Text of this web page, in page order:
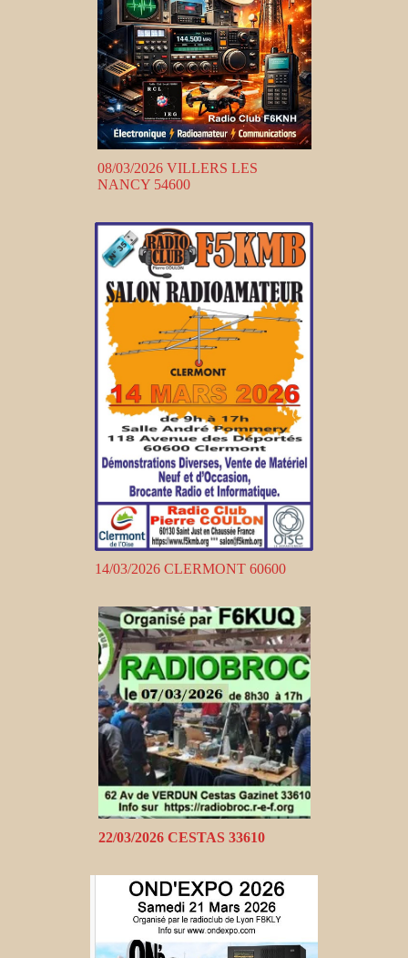
08/03/2026 VILLERS LES
NANCY 54600
14/03/2026 CLERMONT 60600
22/03/2026 CESTAS 33610